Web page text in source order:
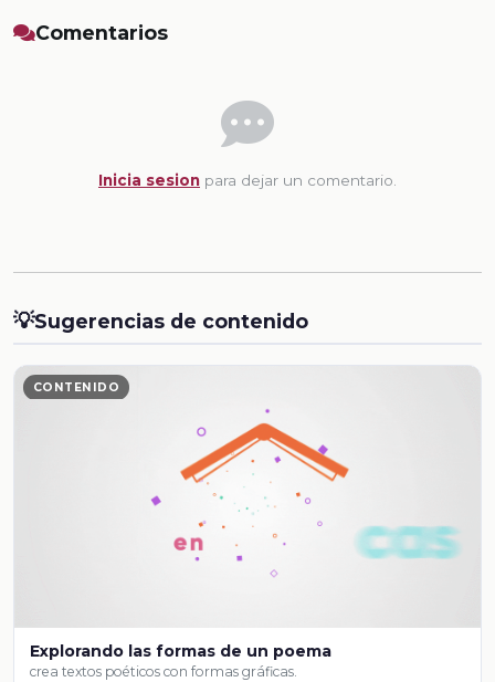
Comentarios
Inicia sesion para dejar un comentario.
💡Sugerencias de contenido
CONTENIDO
Explorando las formas de un poema
crea textos poéticos con formas gráficas.